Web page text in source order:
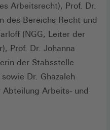
Arbeitsrecht), Prof. Dr.
des Bereichs Recht und
(NGG, Leiter der
Prof. Dr. Johanna
der Stabsstelle
Dr. Ghazaleh
Arbeits- und